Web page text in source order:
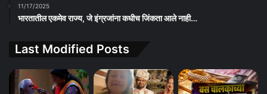
11/17/2025
भारतातील एकमेव राज्य, जे इंग्रजांना कधीच जिंकता आले नाही…
Last Modified Posts